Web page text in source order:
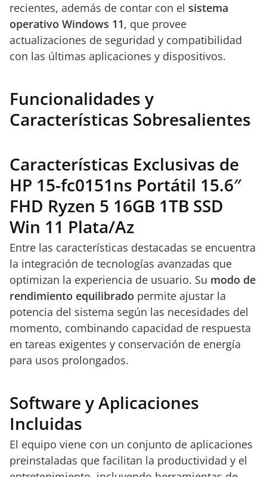
recientes, además de contar con el sistema
operativo Windows 11, que provee
actualizaciones de seguridad y compatibilidad
con las últimas aplicaciones y dispositivos.
Funcionalidades y
Características Sobresalientes
Características Exclusivas de
HP 15-fc0151ns Portátil 15.6″
FHD Ryzen 5 16GB 1TB SSD
Win 11 Plata/Az
Entre las características destacadas se encuentra
la integración de tecnologías avanzadas que
optimizan la experiencia de usuario. Su modo de
rendimiento equilibrado permite ajustar la
potencia del sistema según las necesidades del
momento, combinando capacidad de respuesta
en tareas exigentes y conservación de energía
para usos prolongados.
Software y Aplicaciones
Incluidas
El equipo viene con un conjunto de aplicaciones
preinstaladas que facilitan la productividad y el